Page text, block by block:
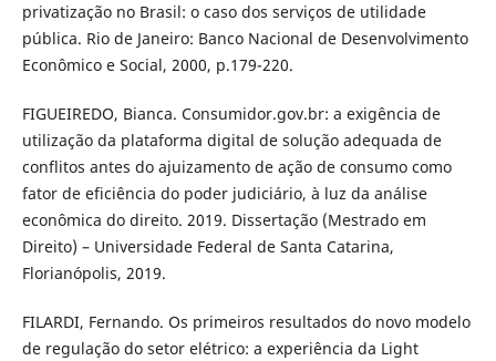
privatização no Brasil: o caso dos serviços de utilidade
pública. Rio de Janeiro: Banco Nacional de Desenvolvimento
Econômico e Social, 2000, p.179-220.
FIGUEIREDO, Bianca. Consumidor.gov.br: a exigência de
utilização da plataforma digital de solução adequada de
conflitos antes do ajuizamento de ação de consumo como
fator de eficiência do poder judiciário, à luz da análise
econômica do direito. 2019. Dissertação (Mestrado em
Direito) – Universidade Federal de Santa Catarina,
Florianópolis, 2019.
FILARDI, Fernando. Os primeiros resultados do novo modelo
de regulação do setor elétrico: a experiência da Light